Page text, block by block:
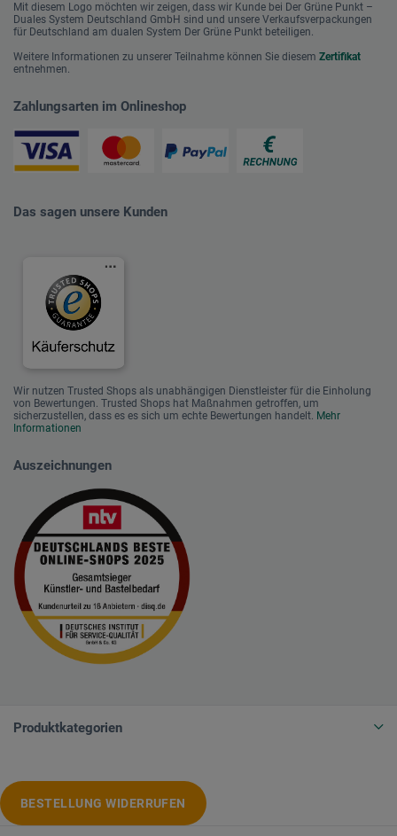
Mit diesem Logo möchten wir zeigen, dass wir Kunde bei Der Grüne Punkt –
Duales System Deutschland GmbH sind und unsere Verkaufsverpackungen
für Deutschland am dualen System Der Grüne Punkt beteiligen.
Weitere Informationen zu unserer Teilnahme können Sie diesem Zertifikat
entnehmen.
Zahlungsarten im Onlineshop
Das sagen unsere Kunden
Wir nutzen Trusted Shops als unabhängigen Dienstleister für die Einholung
von Bewertungen. Trusted Shops hat Maßnahmen getroffen, um
sicherzustellen, dass es es sich um echte Bewertungen handelt. Mehr
Informationen
Auszeichnungen
Produktkategorien
BESTELLUNG WIDERRUFEN